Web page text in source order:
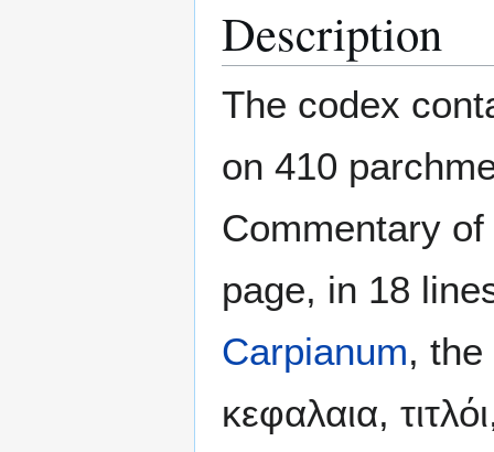
Description
The codex
on 410
Commentary of
page, in 18
Carpianum, the
κεφαλαια,